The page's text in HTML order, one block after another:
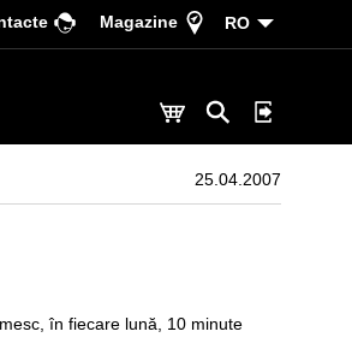
Magazine RO
25.04.2007
în fiecare lună, 10 minute